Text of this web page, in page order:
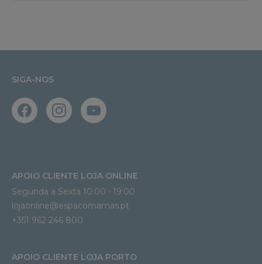
SIGA-NOS
APOIO CLIENTE LOJA ONLINE
Segunda a Sexta 10:00 › 19:00
lojaonline@espacomamas.pt
+351 962 246 800
APOIO CLIENTE LOJA PORTO